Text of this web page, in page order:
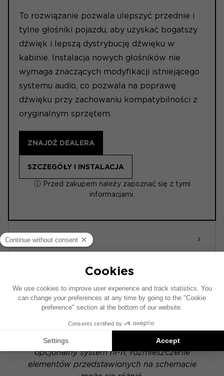
To rozwiązanie pozwala ulepszyć przednie i
tylne głośniki pojazdu, aby uzyskać bogatszy
dźwięk i lepszą dystrybucję dźwięku w
kabinie. Instalacja nowych głośników nie
wymaga znaczących modyfikacji istniejącego
systemu audio, co pozwala na poprawę
dźwięku przy zachowaniu kompatybilności z
oryginalnym sprzętem.
ZNAJDŹ DEALERA
SZCZEGÓŁY I INSTALACJA
ⓘ Przed zakupem należy zapoznać się z tymi
informacjami.
ACTIVE 6.0
podstawie pojazdu wyposażonego w fabryczny
system audio. Jeśli Twój pojazd posiada
opcjonalny system hi-fi, rozmieszczenie
elementów przedstawionych na schemacie